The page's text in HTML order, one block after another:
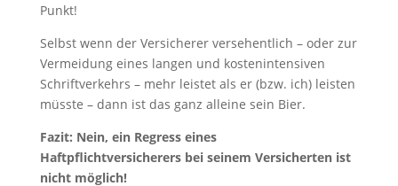
Punkt!
Selbst wenn der Versicherer versehentlich – oder zur
Vermeidung eines langen und kostenintensiven
Schriftverkehrs – mehr leistet als er (bzw. ich) leisten
müsste – dann ist das ganz alleine sein Bier.
Fazit: Nein, ein Regress eines
Haftpflichtversicherers bei seinem Versicherten ist
nicht möglich!